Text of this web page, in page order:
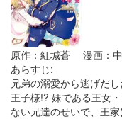
原作：紅城蒼 漫画：
あらすじ:
兄弟の溺愛から逃げだ
王子様!? 妹である王女
ない兄達のせいで、王